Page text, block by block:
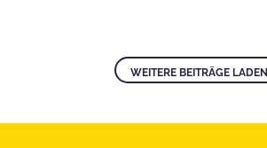
WEITERE BEITRÄGE LADEN